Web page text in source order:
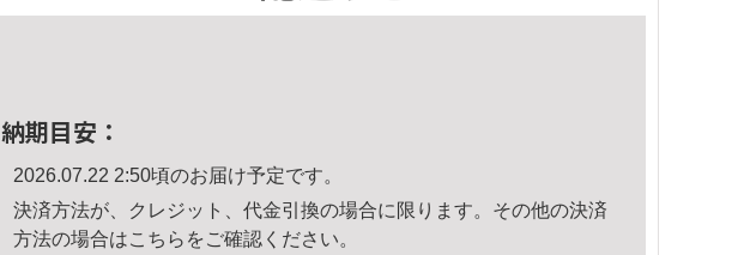
納期目安：
2026.07.22 2:50頃のお届け予定です。
決済方法が、クレジット、代金引換の場合に限ります。その他の決済
方法の場合はこちら をご確認ください。